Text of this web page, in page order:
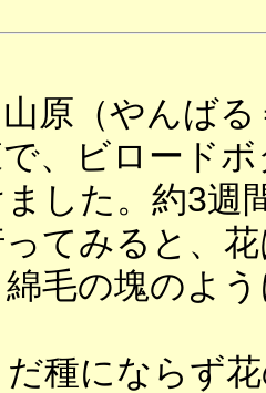
原（やんばる
、ビロード
した。約3週
てみると、
毛の塊のよ
種にならず